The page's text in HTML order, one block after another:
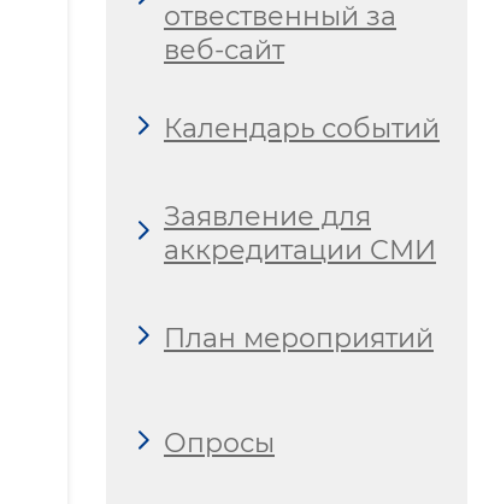
отвественный за
веб-сайт
Календарь событий
Заявление для
аккредитации СМИ
План мероприятий
Опросы